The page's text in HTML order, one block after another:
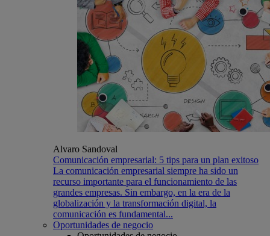
Alvaro Sandoval
Comunicación empresarial: 5 tips para un plan exitoso
La comunicación empresarial siempre ha sido un
recurso importante para el funcionamiento de las
grandes empresas. Sin embargo, en la era de la
globalización y la transformación digital, la
comunicación es fundamental...
Oportunidades de negocio